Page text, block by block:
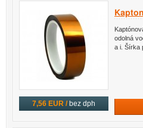
7,56 EUR / bez dph
odolná
a i. Šírka